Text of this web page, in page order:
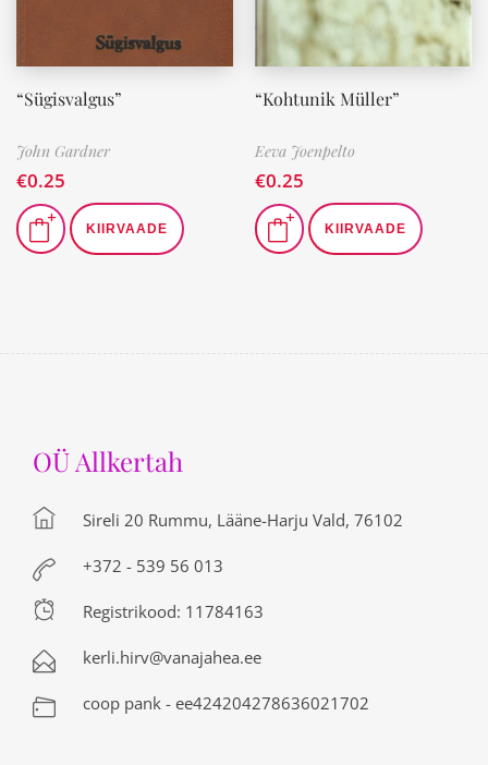
“Sügisvalgus”
John Gardner
€0.25
KIIRVAADE
“Kohtunik Müller”
Eeva Joenpelto
€0.25
KIIRVAADE
OÜ Allkertah
Sireli 20 Rummu, Lääne-Harju Vald, 76102
+372 - 539 56 013
Registrikood: 11784163
kerli.hirv@vanajahea.ee
coop pank - ee424204278636021702